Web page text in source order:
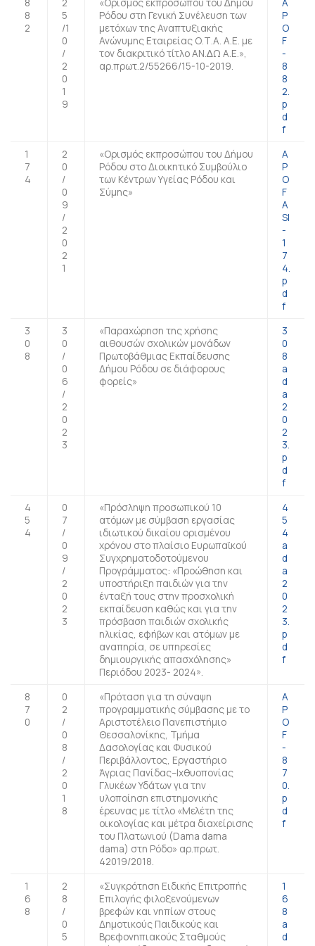
8
2
5
/1
0
/
2
0
1
9
Ρόδου στη Γενική Συνέλευση των
μετόχων της Αναπτυξιακής
Ανώνυµης Εταιρείας Ο.Τ.Α. Α.Ε. με
τον διακριτικό τίτλο ΑΝ.∆Ω Α.Ε.»,
αρ.πρωτ.2/55266/15-10-2019.
P
O
F
-
8
8
2.
p
d
f
1
7
4
2
0
/
0
9
/
2
0
2
1
«Ορισμός εκπροσώπου του Δήμου
Ρόδου στο Διοικητικό Συμβούλιο
των Κέντρων Υγείας Ρόδου και
Σύμης»
A
P
O
F
A
SI
-
1
7
4.
p
d
f
3
0
8
3
0
/
0
6
/
2
0
2
3
«Παραχώρηση της χρήσης
αιθουσών σχολικών μονάδων
Πρωτοβάθμιας Εκπαίδευσης
Δήμου Ρόδου σε διάφορους
φορείς»
3
0
8
a
d
a
2
0
2
3.
p
d
f
4
5
4
0
7
/
0
9
/
2
0
2
3
«Πρόσληψη προσωπικού 10
ατόμων με σύμβαση εργασίας
ιδιωτικού δικαίου ορισμένου
χρόνου στο πλαίσιο Ευρωπαϊκού
Συγχρηματοδοτούμενου
Προγράμματος: «Προώθηση και
υποστήριξη παιδιών για την
ένταξή τους στην προσχολική
εκπαίδευση καθώς και για την
πρόσβαση παιδιών σχολικής
ηλικίας, εφήβων και ατόμων με
αναπηρία, σε υπηρεσίες
δημιουργικής απασχόλησης»
Περιόδου 2023- 2024».
4
5
4
a
d
a
2
0
2
3.
p
d
f
8
7
0
0
2
/
0
8
/
2
0
1
8
«Πρόταση για τη σύναψη
προγραμματικής σύμβασης με το
Αριστοτέλειο Πανεπιστήμιο
Θεσσαλονίκης, Τμήμα
Δασολογίας και Φυσικού
Περιβάλλοντος, Εργαστήριο
Άγριας Πανίδας–Ιχθυοπονίας
Γλυκέων Υδάτων για την
υλοποίηση επιστημονικής
έρευνας με τίτλο «Μελέτη της
οικολογίας και μέτρα διαχείρισης
του Πλατωνιού (Dama dama
dama) στη Ρόδο» αρ.πρωτ.
42019/2018.
A
P
O
F
-
8
7
0.
p
d
f
1
6
8
2
8
/
0
5
«Συγκρότηση Ειδικής Επιτροπής
Επιλογής φιλοξενούμενων
βρεφών και νηπίων στους
Δημοτικούς Παιδικούς και
Βρεφονηπιακούς Σταθμούς
1
6
8
a
d